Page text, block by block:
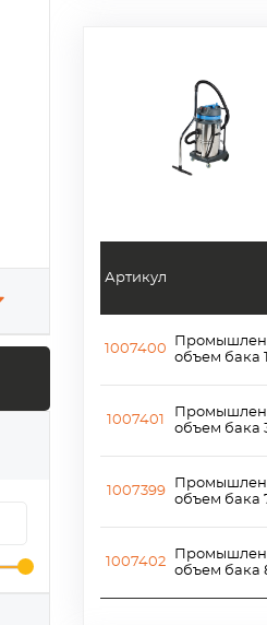
Артикул
1007400
1007401
1007399
1007402
объем бака
объем бака
объем бака